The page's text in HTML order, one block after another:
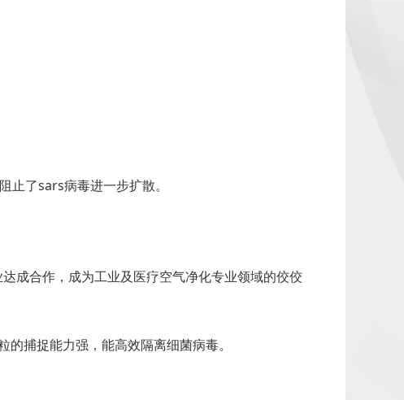
了sars病毒进一步扩散。
成合作，成为工业及医疗空气净化专业领域的佼佼
捕捉能力强，能高效隔离细菌病毒。